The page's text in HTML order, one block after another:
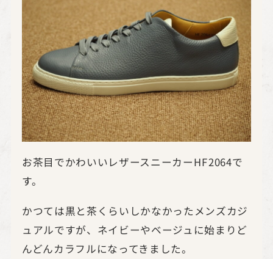
お茶目でかわいいレザースニーカーHF2064で
す。
かつては黒と茶くらいしかなかったメンズカジ
ュアルですが、ネイビーやベージュに始まりど
んどんカラフルになってきました。